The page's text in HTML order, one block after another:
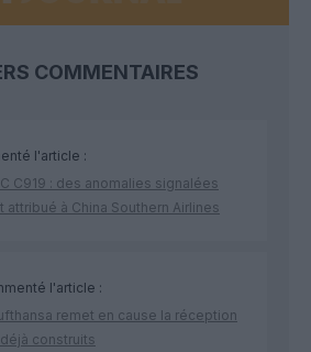
COMMENTAIRES
l'article :
C919 : des anomalies signalées
attribué à China Southern Airlines
l'article :
remet en cause la réception
construits